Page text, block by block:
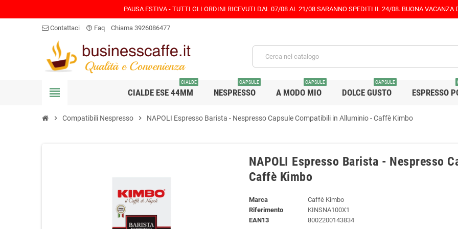
PAUSA ESTIVA - TUTTI GLI ORDINI RICEVUTI DAL 07/08 AL 21/08 SARANNO SPEDITI IL 24/08. BUONA VACANZA
Contattaci help_outline Faq Chiama 3926086477
view_headline CIALDE ESE 44MM
CIALDE
NESPRESSO
CAPSULE
A MODO MIO
CAPSULE
DOLCE GUSTO
CAPSULE
ESPRESSO
chevron_right Compatibili Nespresso chevron_right NAPOLI Espresso Barista - Nespresso Capsule Compatibili in Alluminio - Caffè Kimbo
NAPOLI Espresso Barista - Nespresso
Caffè Kimbo
Marca
Caffè Kimbo
Riferimento
KINSNA100X1
EAN13
8002200143834